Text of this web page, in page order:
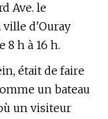
Ave. le
ville d'Ouray
h à 16 h.
était de faire
un bateau
un visiteur